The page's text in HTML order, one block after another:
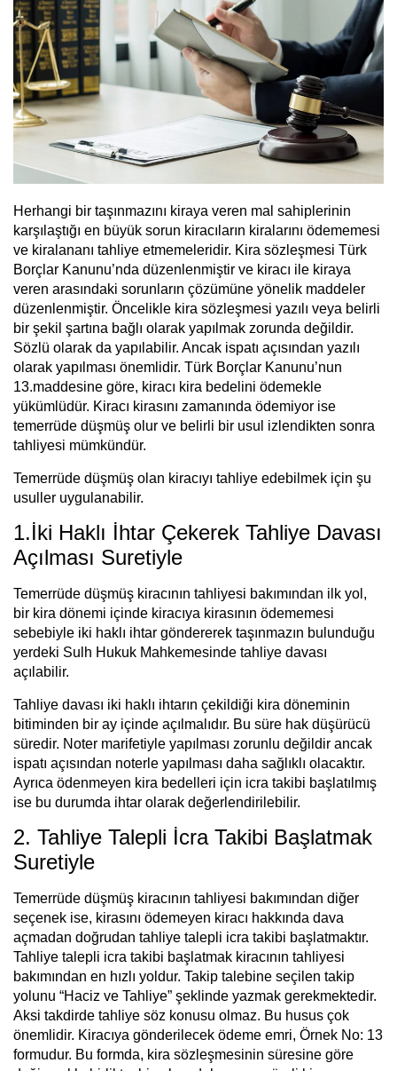
Herhangi bir taşınmazını kiraya veren mal sahiplerinin
karşılaştığı en büyük sorun kiracıların kiralarını ödememesi
ve kiralananı tahliye etmemeleridir. Kira sözleşmesi Türk
Borçlar Kanunu’nda düzenlenmiştir ve kiracı ile kiraya
veren arasındaki sorunların çözümüne yönelik maddeler
düzenlenmiştir. Öncelikle kira sözleşmesi yazılı veya belirli
bir şekil şartına bağlı olarak yapılmak zorunda değildir.
Sözlü olarak da yapılabilir. Ancak ispatı açısından yazılı
olarak yapılması önemlidir. Türk Borçlar Kanunu’nun
13.maddesine göre, kiracı kira bedelini ödemekle
yükümlüdür. Kiracı kirasını zamanında ödemiyor ise
temerrüde düşmüş olur ve belirli bir usul izlendikten sonra
tahliyesi mümkündür.
Temerrüde düşmüş olan kiracıyı tahliye edebilmek için şu
usuller uygulanabilir.
1.İki Haklı İhtar Çekerek Tahliye Davası
Açılması Suretiyle
Temerrüde düşmüş kiracının tahliyesi bakımından ilk yol,
bir kira dönemi içinde kiracıya kirasının ödememesi
sebebiyle iki haklı ihtar göndererek taşınmazın bulunduğu
yerdeki Sulh Hukuk Mahkemesinde tahliye davası
açılabilir.
Tahliye davası iki haklı ihtarın çekildiği kira döneminin
bitiminden bir ay içinde açılmalıdır. Bu süre hak düşürücü
süredir. Noter marifetiyle yapılması zorunlu değildir ancak
ispatı açısından noterle yapılması daha sağlıklı olacaktır.
Ayrıca ödenmeyen kira bedelleri için icra takibi başlatılmış
ise bu durumda ihtar olarak değerlendirilebilir.
2. Tahliye Talepli İcra Takibi Başlatmak
Suretiyle
Temerrüde düşmüş kiracının tahliyesi bakımından diğer
seçenek ise, kirasını ödemeyen kiracı hakkında dava
açmadan doğrudan tahliye talepli icra takibi başlatmaktır.
Tahliye talepli icra takibi başlatmak kiracının tahliyesi
bakımından en hızlı yoldur. Takip talebine seçilen takip
yolunu “Haciz ve Tahliye” şeklinde yazmak gerekmektedir.
Aksi takdirde tahliye söz konusu olmaz. Bu husus çok
önemlidir. Kiracıya gönderilecek ödeme emri, Örnek No: 13
formudur. Bu formda, kira sözleşmesinin süresine göre